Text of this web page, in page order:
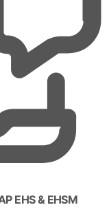
EHS & EHSM